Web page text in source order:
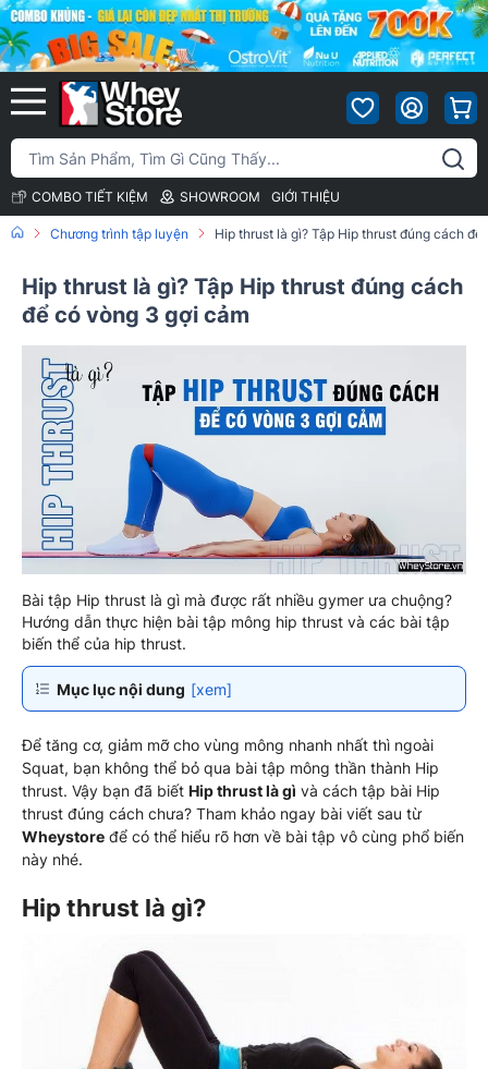
COMBO TIẾT KIỆM SHOWROOM GIỚI THIỆU
Chương trình tập luyện Hip thrust là gì? Tập Hip thrust đúng cách
Hip thrust là gì? Tập Hip thrust đúng cách
để có vòng 3 gợi cảm
Bài tập Hip thrust là gì mà được rất nhiều gymer ưa chuộng?
Hướng dẫn thực hiện bài tập mông hip thrust và các bài tập
biến thể của hip thrust.
Mục lục nội dung [xem]
Để tăng cơ, giảm mỡ cho vùng mông nhanh nhất thì ngoài
Squat, bạn không thể bỏ qua bài tập mông thần thành Hip
thrust. Vậy bạn đã biết Hip thrust là gì và cách tập bài Hip
thrust đúng cách chưa? Tham khảo ngay bài viết sau từ
Wheystore để có thể hiểu rõ hơn về bài tập vô cùng phổ biến
này nhé.
Hip thrust là gì?